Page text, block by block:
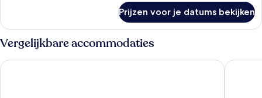
Premium
Prijzen voor je datums bekijken
Vergelijkbare accommodaties
Catalonia Yucatan Beach - All Inclusive Hard